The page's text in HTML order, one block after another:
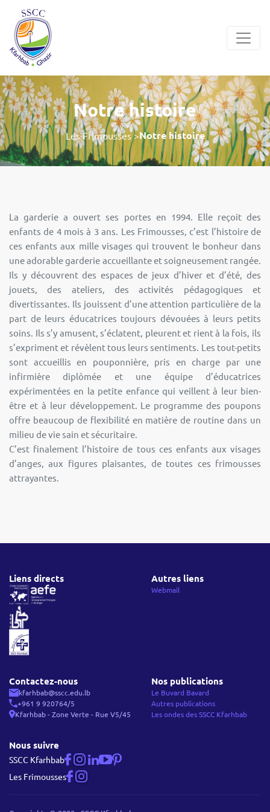
Notre histoire
Les Frimousses >Notre histoire
La garderie a ouvert ses portes en 1994. Elle reçoit des
enfants de 4 mois à 3 ans. Les Frimousses, c’est l’histoire de
ces enfants aux mille visages qui trouvent le bonheur dans
une adorable garderie accueillante et soigneusement rangée.
Ils y découvrent des espaces de jeux d’hiver et d’été, des
jouets, des ateliers, des activités pédagogiques et
divertissantes. Ils jouissent d’une attention particulière de la
part de leurs éducatrices toujours dévouées à leurs petits
soins. Ils s’y amusent, s’éclatent, pleurent et rient à la fois, ils
s’expriment et révèlent tous leurs sentiments. Les tout-petits
sont accueillis en pouponnière, pris en charge par une
infirmière diplômée et une équipe d’éducatrices
expérimentées en la petite enfance qui veillent à leur bien-
être et à leur développement. Le programme des poupons
offre beaucoup de flexibilité en matière de routine dans un
milieu de vie sain et sécuritaire.
C’est finalement l’histoire de tous ces enfants aux visages
d’anges, aux figures plaisantes, de toutes ces frimousses
attrayantes.
Liens directs Autres liens
Webmail
Contactez-nous
kfarhbab@sscc.edu.lb
+961 9 920764/5
Kfarhbab - Zone Verte - Rue V5/45
Nos publications
Le Buvard Bavard
Autres publications
Les ondes des SSCC Kfarhbab
Nous suivre
SSCC Kfarhbab
Les Frimousses